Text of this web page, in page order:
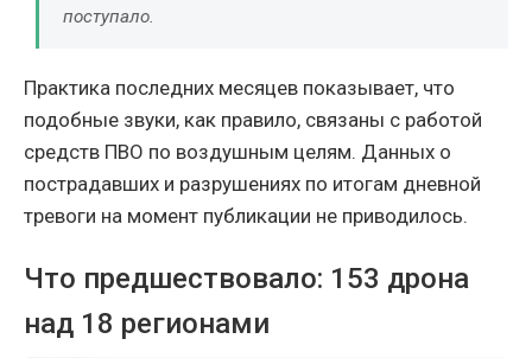
поступало.
Практика последних месяцев показывает, что
подобные звуки, как правило, связаны с работой
средств ПВО по воздушным целям. Данных о
пострадавших и разрушениях по итогам дневной
тревоги на момент публикации не приводилось.
Что предшествовало: 153 дрона
над 18 регионами